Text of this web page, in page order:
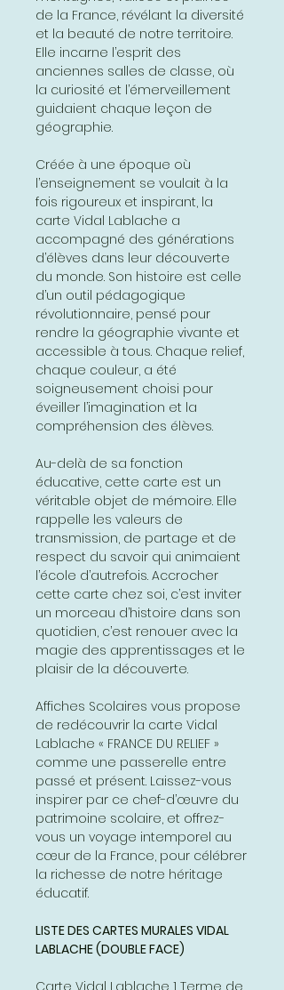
de la France, révélant la diversité
et la beauté de notre territoire.
Elle incarne l’esprit des
anciennes salles de classe, où
la curiosité et l’émerveillement
guidaient chaque leçon de
géographie.
Créée à une époque où
l’enseignement se voulait à la
fois rigoureux et inspirant, la
carte Vidal Lablache a
accompagné des générations
d’élèves dans leur découverte
du monde. Son histoire est celle
d’un outil pédagogique
révolutionnaire, pensé pour
rendre la géographie vivante et
accessible à tous. Chaque relief,
chaque couleur, a été
soigneusement choisi pour
éveiller l’imagination et la
compréhension des élèves.
Au-delà de sa fonction
éducative, cette carte est un
véritable objet de mémoire. Elle
rappelle les valeurs de
transmission, de partage et de
respect du savoir qui animaient
l’école d’autrefois. Accrocher
cette carte chez soi, c’est inviter
un morceau d’histoire dans son
quotidien, c’est renouer avec la
magie des apprentissages et le
plaisir de la découverte.
Affiches Scolaires vous propose
de redécouvrir la carte Vidal
Lablache « FRANCE DU RELIEF »
comme une passerelle entre
passé et présent. Laissez-vous
inspirer par ce chef-d’œuvre du
patrimoine scolaire, et offrez-
vous un voyage intemporel au
cœur de la France, pour célébrer
la richesse de notre héritage
éducatif.
LISTE DES CARTES MURALES VIDAL
LABLACHE (DOUBLE FACE)
Carte Vidal Lablache 1 Terme de